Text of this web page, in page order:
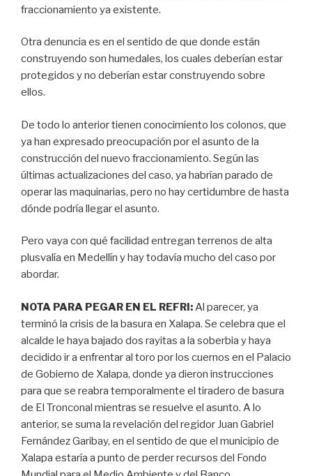
fraccionamiento ya existente.
Otra denuncia es en el sentido de que donde están
construyendo son humedales, los cuales deberían estar
protegidos y no deberían estar construyendo sobre
ellos.
De todo lo anterior tienen conocimiento los colonos, que
ya han expresado preocupación por el asunto de la
construcción del nuevo fraccionamiento. Según las
últimas actualizaciones del caso, ya habrían parado de
operar las maquinarias, pero no hay certidumbre de hasta
dónde podría llegar el asunto.
Pero vaya con qué facilidad entregan terrenos de alta
plusvalía en Medellín y hay todavía mucho del caso por
abordar.
NOTA PARA PEGAR EN EL REFRI:Al parecer, ya
terminó la crisis de la basura en Xalapa. Se celebra que el
alcalde le haya bajado dos rayitas a la soberbia y haya
decidido ir a enfrentar al toro por los cuernos en el Palacio
de Gobierno de Xalapa, donde ya dieron instrucciones
para que se reabra temporalmente el tiradero de basura
de El Tronconal mientras se resuelve el asunto. A lo
anterior, se suma la revelación del regidor Juan Gabriel
Fernández Garibay, en el sentido de que el municipio de
Xalapa estaría a punto de perder recursos del Fondo